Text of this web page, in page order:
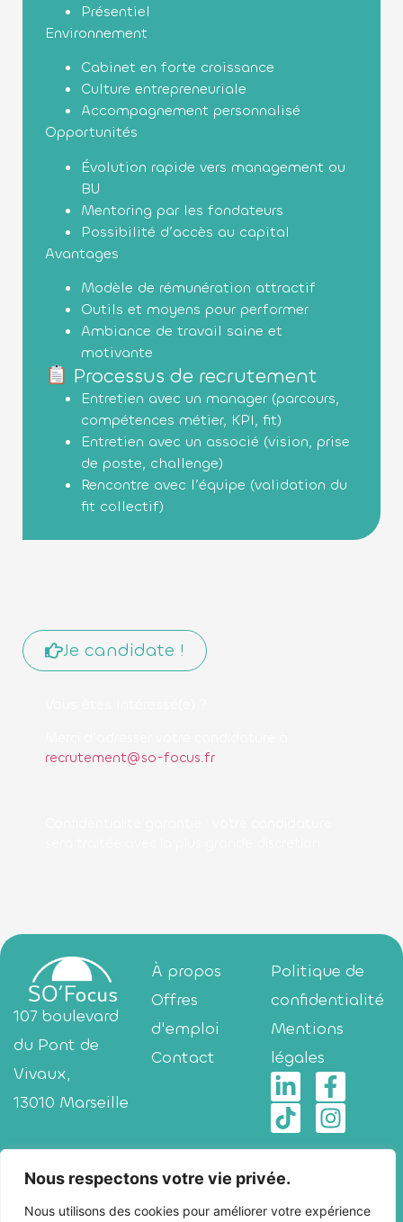
Nous respectons votre vie privée.
Nous utilisons des cookies pour améliorer votre expérience
Présentiel
Environnement
Cabinet en forte croissance
Culture entrepreneuriale
Accompagnement personnalisé
Opportunités
Évolution rapide vers management ou
BU
Mentoring par les fondateurs
Possibilité d’accès au capital
Avantages
Modèle de rémunération attractif
Outils et moyens pour performer
Ambiance de travail saine et
motivante
Processus de recrutement
Entretien avec un manager (parcours,
compétences métier, KPI, fit)
Entretien avec un associé (vision, prise
de poste, challenge)
Rencontre avec l’équipe (validation du
fit collectif)
Je candidate !
recrutement@so-focus.fr.
107 boulevard
du Pont de
Vivaux,
13010 Marseille
2 Rue Henri
Barbusse,
À propos
Offres
d'emploi
Contact
Politique de
confidentialité
Mentions
légales